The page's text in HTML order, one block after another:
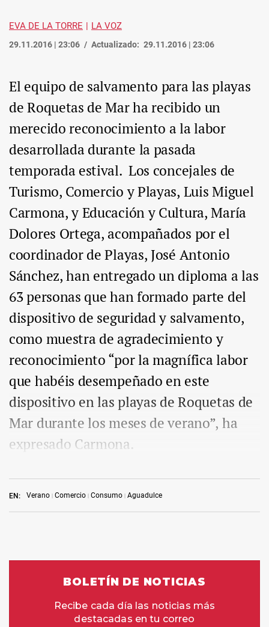
EVA DE LA TORRE LA VOZ
29.11.2016 | 23:06 Actualizado: 29.11.2016 | 23:06
EN: Verano Comercio Consumo Aguadulce
El equipo de salvamento para las playas
de Roquetas de Mar ha recibido un
merecido reconocimiento a la labor
desarrollada durante la pasada
temporada estival. Los concejales de
Turismo, Comercio y Playas, Luis Miguel
Carmona, y Educación y Cultura, María
Dolores Ortega, acompañados por el
coordinador de Playas, José Antonio
Sánchez, han entregado un diploma a las
63 personas que han formado parte del
dispositivo de seguridad y salvamento,
como muestra de agradecimiento y
reconocimiento “por la magnífica labor
que habéis desempeñado en este
dispositivo en las playas de Roquetas de
Mar durante los meses de verano”, ha
expresado Carmona.